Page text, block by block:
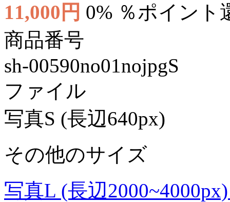
11,000円 0% ％ポイント
商品番号
sh-00590no01nojpgS
ファイル
写真S (長辺640px)
その他のサイズ
写真L (長辺